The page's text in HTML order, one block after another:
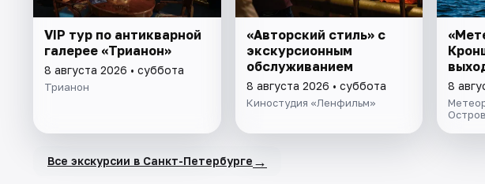
VIP тур по антикварной
галерее «Трианон»
8 августа 2026 • суббота
Трианон
«Авторский стиль» с
экскурсионным
обслуживанием
8 августа 2026 • суббота
Киностудия «Ленфильм»
8
Все экскурсии в Санкт-Петербурге →